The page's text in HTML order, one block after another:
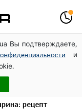
Вы подтверждаете,
и
вывел
фиктивную
заставила
только началом
рецепт